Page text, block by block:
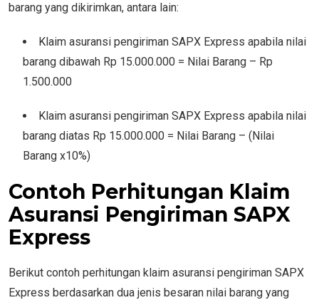
barang yang dikirimkan, antara lain:
Klaim asuransi pengiriman SAPX Express apabila nilai
barang dibawah Rp 15.000.000 = Nilai Barang – Rp
1.500.000
Klaim asuransi pengiriman SAPX Express apabila nilai
barang diatas Rp 15.000.000 = Nilai Barang – (Nilai
Barang x10%)
Contoh Perhitungan Klaim
Asuransi Pengiriman SAPX
Express
Berikut contoh perhitungan klaim asuransi pengiriman SAPX
Express berdasarkan dua jenis besaran nilai barang yang